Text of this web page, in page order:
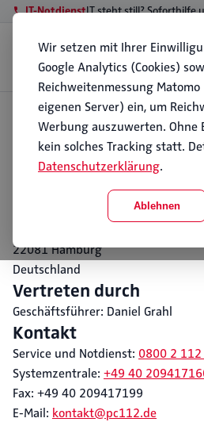
IT-NotdienstIT steht still? Soforthilfe
Geschäftskunden Privatkunden
Kontakt
Impressum
Impressum
Angaben gemäß § 5 DDG
Diensteanbieter
PCFeuerwehr 1996 GmbH
22081 Hamburg
Deutschland
Vertreten durch
Geschäftsführer: Daniel Grahl
Kontakt
Service und Notdienst: 0800 2
Systemzentrale: +49 40
Fax: +49 40 209417199
E-Mail: kontakt@pc112.de
Wir setzen mit Ihrer
Google Analytics (Cookies)
Reichweitenmessung
eigenen Server) ein, um
Werbung auszuwerten.
kein solches Tracking statt.
Datenschutzerklärung.
Ablehnen